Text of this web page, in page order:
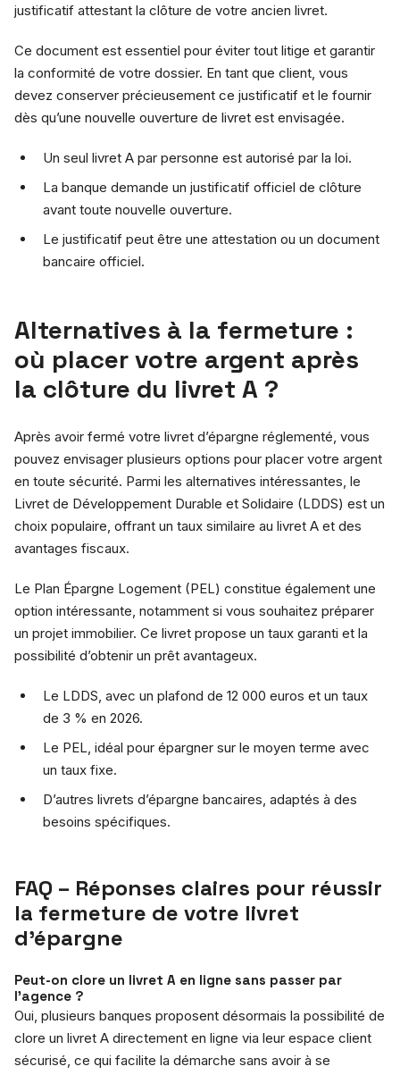
justificatif attestant la clôture de votre ancien livret.
Ce document est essentiel pour éviter tout litige et garantir
la conformité de votre dossier. En tant que client, vous
devez conserver précieusement ce justificatif et le fournir
dès qu’une nouvelle ouverture de livret est envisagée.
Un seul livret A par personne est autorisé par la loi.
La banque demande un justificatif officiel de clôture
avant toute nouvelle ouverture.
Le justificatif peut être une attestation ou un document
bancaire officiel.
Alternatives à la fermeture :
où placer votre argent après
la clôture du livret A ?
Après avoir fermé votre livret d’épargne réglementé, vous
pouvez envisager plusieurs options pour placer votre argent
en toute sécurité. Parmi les alternatives intéressantes, le
Livret de Développement Durable et Solidaire (LDDS) est un
choix populaire, offrant un taux similaire au livret A et des
avantages fiscaux.
Le Plan Épargne Logement (PEL) constitue également une
option intéressante, notamment si vous souhaitez préparer
un projet immobilier. Ce livret propose un taux garanti et la
possibilité d’obtenir un prêt avantageux.
Le LDDS, avec un plafond de 12 000 euros et un taux
de 3 % en 2026.
Le PEL, idéal pour épargner sur le moyen terme avec
un taux fixe.
D’autres livrets d’épargne bancaires, adaptés à des
besoins spécifiques.
FAQ – Réponses claires pour réussir
la fermeture de votre livret
d’épargne
Peut-on clore un livret A en ligne sans passer par
l’agence ?
Oui, plusieurs banques proposent désormais la possibilité de
clore un livret A directement en ligne via leur espace client
sécurisé, ce qui facilite la démarche sans avoir à se